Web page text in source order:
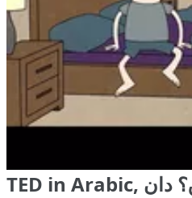
TED in Arabic, ما الذي يسبب الأرق؟ دان